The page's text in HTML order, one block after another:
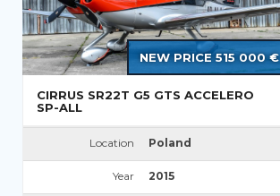
NEW PRICE 515 000 €
CIRRUS SR22T G5 GTS ACCELERO
SP-ALL
Location Poland
Year 2015